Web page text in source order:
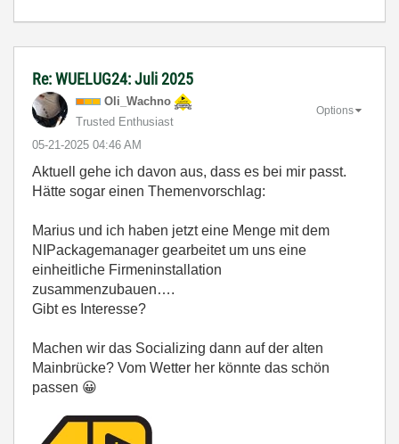
Re: WUELUG24: Juli 2025
Oli_Wachno
Trusted Enthusiast
‎05-21-2025 04:46 AM
Options
Aktuell gehe ich davon aus, dass es bei mir passt.
Hätte sogar einen Themenvorschlag:
Marius und ich haben jetzt eine Menge mit dem
NIPackagemanager gearbeitet um uns eine
einheitliche Firmeninstallation
zusammenzubauen….
Gibt es Interesse?
Machen wir das Socializing dann auf der alten
Mainbrücke? Vom Wetter her könnte das schön
passen 😀